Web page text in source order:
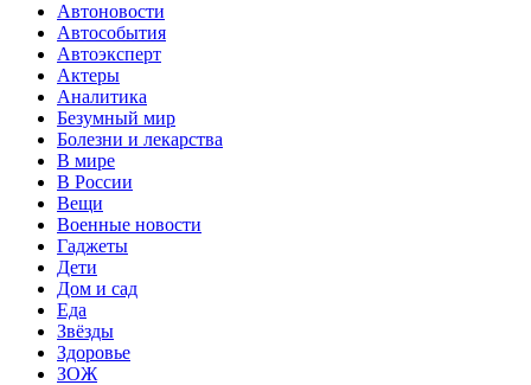
Автоновости
Автособытия
Автоэксперт
Актеры
Аналитика
Безумный мир
Болезни и лекарства
В мире
В России
Вещи
Военные новости
Гаджеты
Дети
Дом и сад
Еда
Звёзды
Здоровье
ЗОЖ